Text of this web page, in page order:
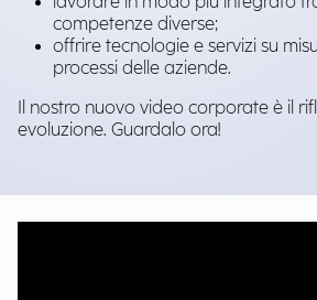
competenze diverse;
offrire tecnologie e servizi su
processi delle aziende.
Il nostro nuovo video corporate è il
evoluzione. Guardalo ora!